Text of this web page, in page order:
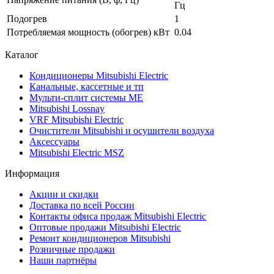
Гц
Подогрев
1
Потребляемая мощность (обогрев) кВт 0.04
Каталог
Кондиционеры Mitsubishi Electric
Канальные, кассетные и тп
Мульти-сплит системы ME
Mitsubishi Lossnay
VRF Mitsubishi Electric
Очистители Mitsubishi и осушители воздуха
Аксессуары
Mitsubishi Electric MSZ
Информация
Акции и скидки
Доставка по всей России
Контакты офиса продаж Mitsubishi Electric
Оптовые продажи Mitsubishi Electric
Ремонт кондиционеров Mitsubishi
Розничные продажи
Наши партнёры